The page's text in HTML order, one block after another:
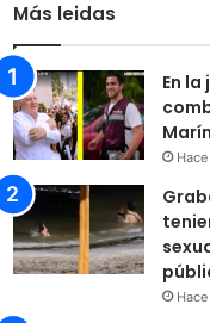
Más leidas
En